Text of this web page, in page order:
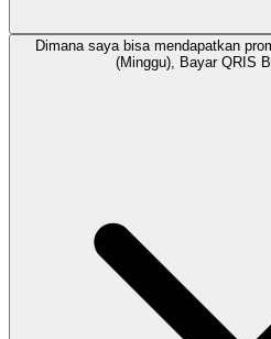
Dimana saya bisa mendapatkan
(Minggu), Bayar QRIS